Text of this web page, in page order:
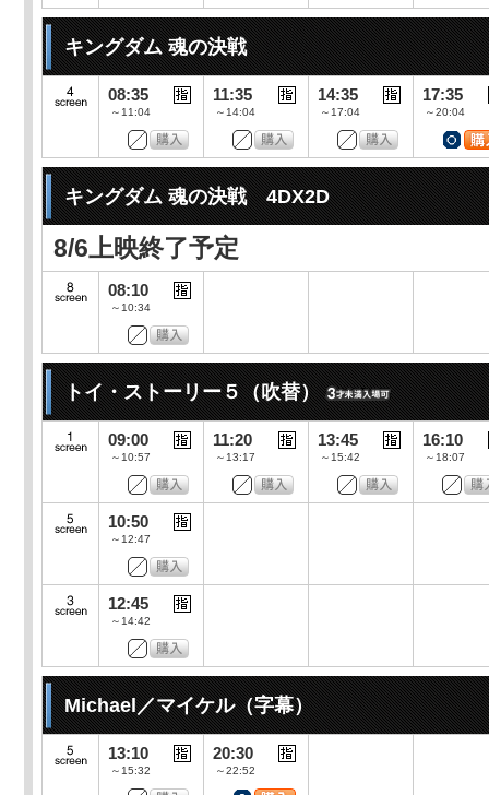
キングダム 魂の決戦
08:35
～11:04
11:35
～14:04
14:35
～17:04
17:35
～20:04
キングダム 魂の決戦 4DX2D
8/6上映終了予定
08:10
～10:34
トイ・ストーリー５（吹替）
09:00
～10:57
11:20
～13:17
13:45
～15:42
16:10
～18:07
10:50
～12:47
12:45
～14:42
Michael／マイケル（字幕）
13:10
～15:32
20:30
～22:52